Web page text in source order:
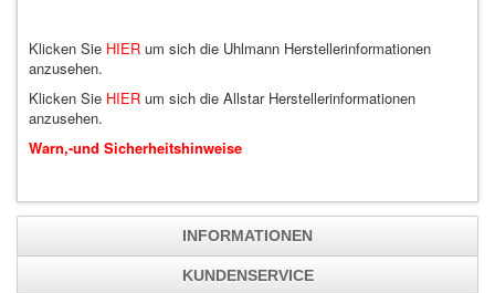
Klicken Sie HIER um sich die Uhlmann Herstellerinformationen
anzusehen.
Klicken Sie HIER um sich die Allstar Herstellerinformationen
anzusehen.
Warn,-und Sicherheitshinweise
INFORMATIONEN
KUNDENSERVICE